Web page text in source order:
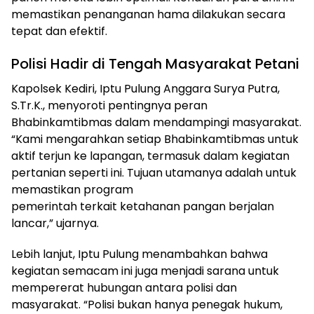
memastikan penanganan hama dilakukan secara
tepat dan efektif.
Polisi Hadir di Tengah Masyarakat Petani
Kapolsek Kediri, Iptu Pulung Anggara Surya Putra,
S.Tr.K., menyoroti pentingnya peran
Bhabinkamtibmas dalam mendampingi masyarakat.
“Kami mengarahkan setiap Bhabinkamtibmas untuk
aktif terjun ke lapangan, termasuk dalam kegiatan
pertanian seperti ini. Tujuan utamanya adalah untuk
memastikan program
pemerintah terkait ketahanan pangan berjalan
lancar,” ujarnya.
Lebih lanjut, Iptu Pulung menambahkan bahwa
kegiatan semacam ini juga menjadi sarana untuk
mempererat hubungan antara polisi dan
masyarakat. “Polisi bukan hanya penegak hukum,